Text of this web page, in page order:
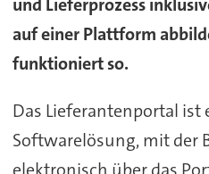
und Lieferprozess
auf einer Plattform
funktioniert so.
Das Lieferantenportal ist
Softwarelösung, mit der